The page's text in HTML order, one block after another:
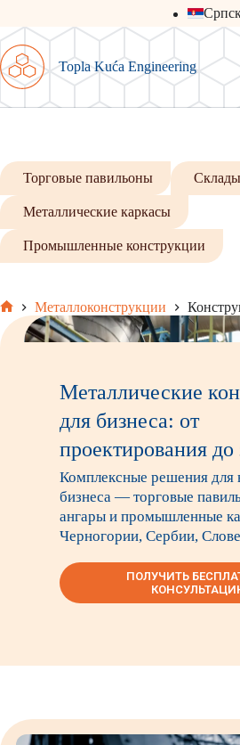
сути
Topla Kuća Engineering
Торговые павильоны
Металлические каркасы
Промышленные конструкции
Главная
Металлоконструкции
Металлические
для бизнеса: от
проектирования до
Комплексные решения для
бизнеса — торговые
ангары и промышленные
Черногории, Сербии,
ПОЛУЧИТЬ